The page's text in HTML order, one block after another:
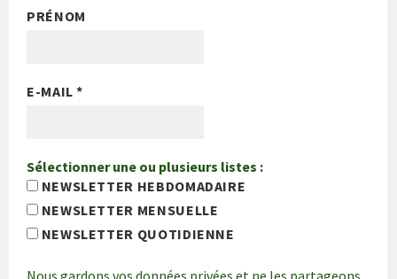
PRÉNOM
E-MAIL*
Sélectionner une ou plusieurs listes :
NEWSLETTER HEBDOMADAIRE
NEWSLETTER MENSUELLE
NEWSLETTER QUOTIDIENNE
Nous gardons vos données privées et ne les partageons